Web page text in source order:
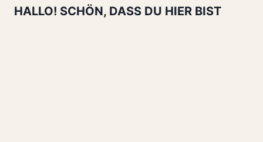
HALLO! SCHÖN, DASS DU HIER BIST